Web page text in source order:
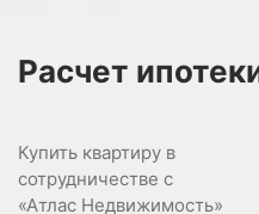
Расчет
Купить квартиру в
сотрудничестве с
«Атлас Недвижимость»